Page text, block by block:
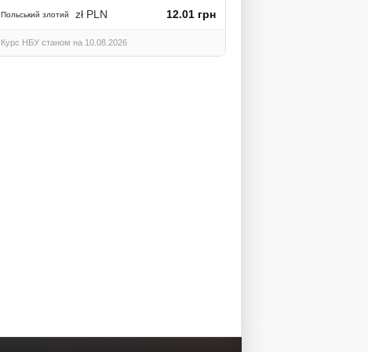
Польський злотий zł PLN 12.01 грн
Курс НБУ станом на 10.08.2026